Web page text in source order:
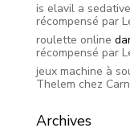
is elavil a sedative
récompensé par
roulette online
récompensé par
jeux machine à
Thelem chez
Archives